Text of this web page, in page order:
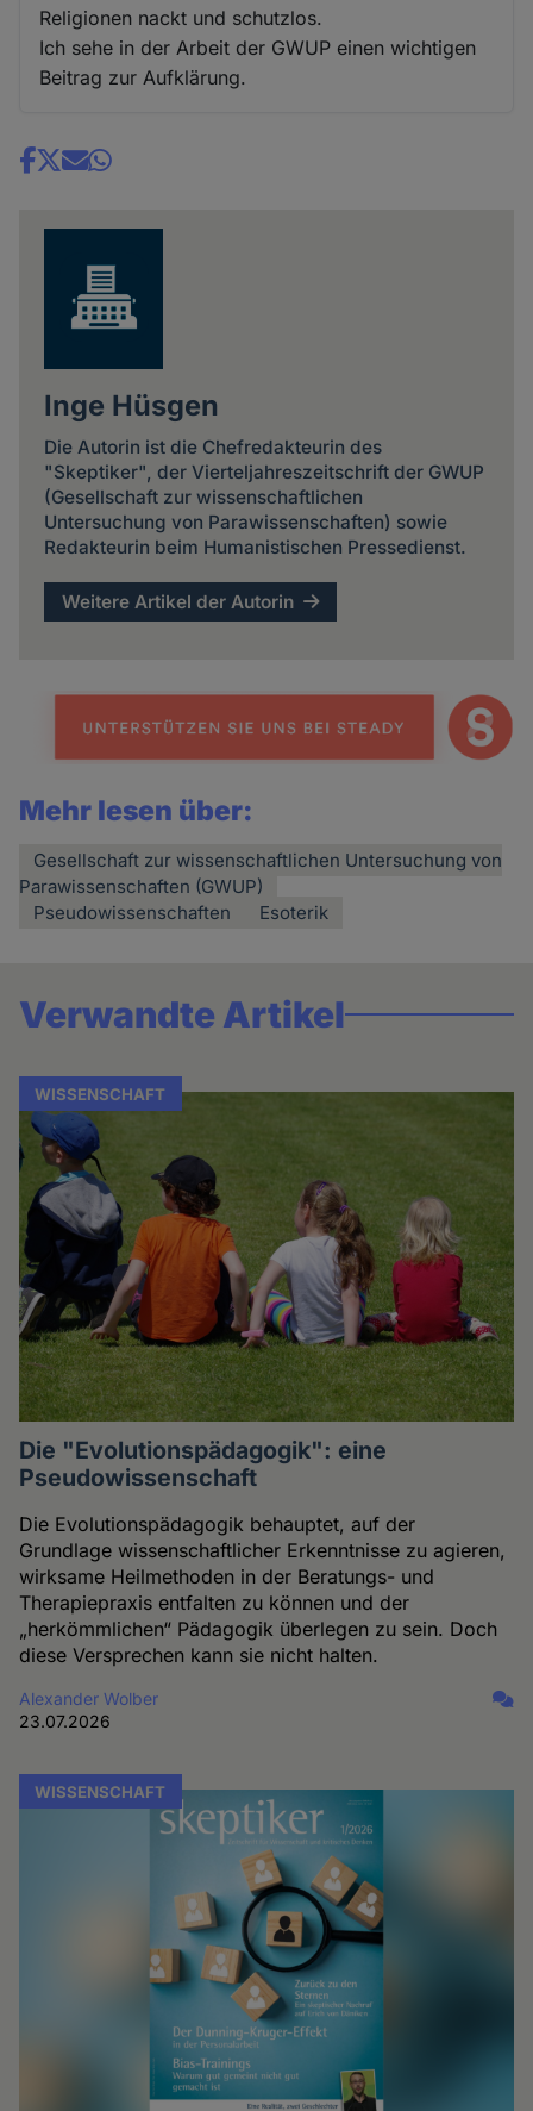
Religionen nackt und schutzlos.
Ich sehe in der Arbeit der GWUP einen wichtigen
Beitrag zur Aufklärung.
Share
Inge Hüsgen
Die Autorin ist die Chefredakteurin des
"Skeptiker", der Vierteljahreszeitschrift der GWUP
(Gesellschaft zur wissenschaftlichen
Untersuchung von Parawissenschaften) sowie
Redakteurin beim Humanistischen Pressedienst.
Weitere Artikel der Autorin
Mehr lesen über:
Gesellschaft zur wissenschaftlichen Untersuchung von
Parawissenschaften (GWUP)
Pseudowissenschaften
Esoterik
Verwandte Artikel
WISSENSCHAFT
Die "Evolutionspädagogik": eine
Pseudowissenschaft
Die Evolutionspädagogik behauptet, auf der
Grundlage wissenschaftlicher Erkenntnisse zu agieren,
wirksame Heilmethoden in der Beratungs- und
Therapiepraxis entfalten zu können und der
„herkömmlichen“ Pädagogik überlegen zu sein. Doch
diese Versprechen kann sie nicht halten.
Alexander Wolber
23.07.2026
WISSENSCHAFT